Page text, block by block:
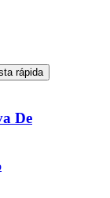
rápida
De